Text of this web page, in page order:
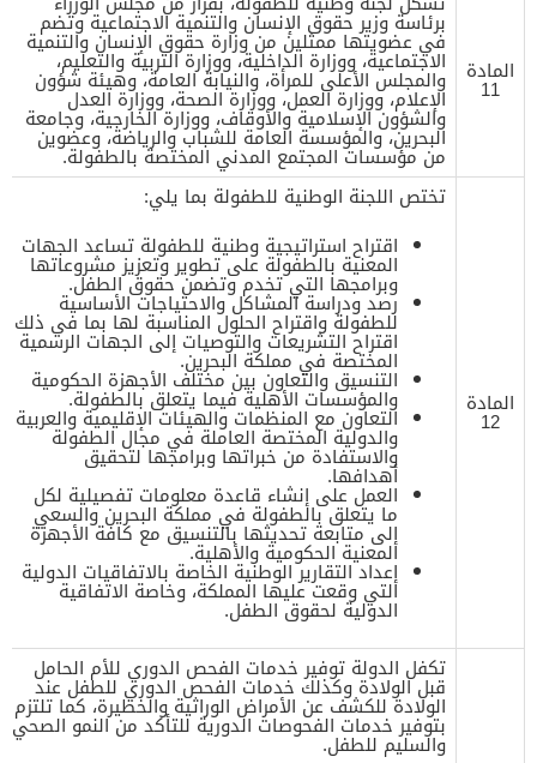
المادة
11
برئاسة وزير حقوق الإنسان والتنمية الاجتماعية وتضم
في عضويتها ممثلين من وزارة حقوق الإنسان والتنمية
الاجتماعية، ووزارة الداخلية، ووزارة التربية والتعليم،
والمجلس الأعلى للمرأة، والنيابة العامة، وهيئة شؤون
الإعلام، ووزارة العمل، ووزارة الصحة، ووزارة العدل
والشؤون الإسلامية والأوقاف، ووزارة الخارجية، وجامعة
البحرين، والمؤسسة العامة للشباب والرياضة، وعضوين
من مؤسسات المجتمع المدني المختصة بالطفولة.
المادة
12
تختص اللجنة الوطنية للطفولة بما يلي:
اقتراح استراتيجية وطنية للطفولة تساعد الجهات
المعنية بالطفولة على تطوير وتعزيز مشروعاتها
وبرامجها التي تخدم وتضمن حقوق الطفل.
رصد ودراسة المشاكل والاحتياجات الأساسية
للطفولة واقتراح الحلول المناسبة لها بما في ذلك
اقتراح التشريعات والتوصيات إلى الجهات الرسمية
المختصة في مملكة البحرين.
التنسيق والتعاون بين مختلف الأجهزة الحكومية
والمؤسسات الأهلية فيما يتعلق بالطفولة.
التعاون مع المنظمات والهيئات الإقليمية والعربية
والدولية المختصة العاملة في مجال الطفولة
والاستفادة من خبراتها وبرامجها لتحقيق
أهدافها.
العمل على إنشاء قاعدة معلومات تفصيلية لكل
ما يتعلق بالطفولة في مملكة البحرين والسعي
إلى متابعة تحديثها بالتنسيق مع كافة الأجهزة
المعنية الحكومية والأهلية.
إعداد التقارير الوطنية الخاصة بالاتفاقيات الدولية
التي وقعت عليها المملكة، وخاصة الاتفاقية
الدولية لحقوق الطفل.
تكفل الدولة توفير خدمات الفحص الدوري للأم الحامل
قبل الولادة وكذلك خدمات الفحص الدوري للطفل عند
الولادة للكشف عن الأمراض الوراثية والخطيرة، كما تلتزم
بتوفير خدمات الفحوصات الدورية للتأكد من النمو الصحي
والسليم للطفل.